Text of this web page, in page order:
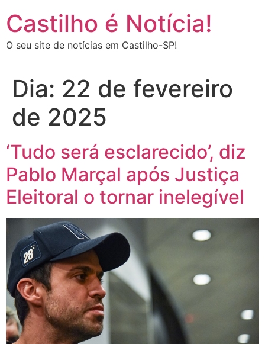
Castilho é Notícia!
O seu site de notícias em Castilho-SP!
Dia: 22 de fevereiro
de 2025
‘Tudo será esclarecido’, diz
Pablo Marçal após Justiça
Eleitoral o tornar inelegível